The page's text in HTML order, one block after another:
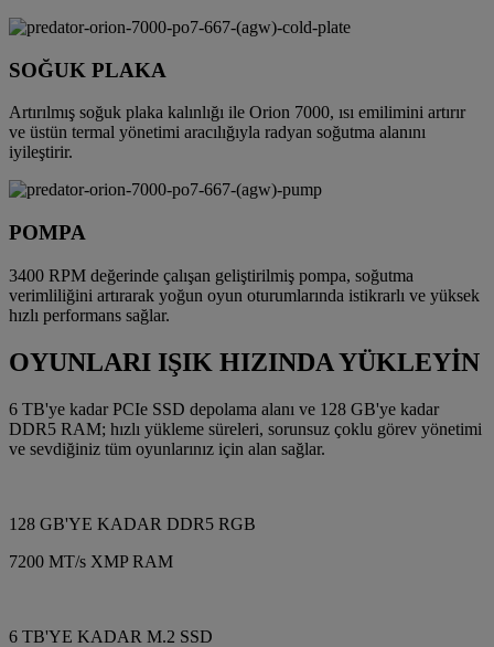
SOĞUK PLAKA
Artırılmış soğuk plaka kalınlığı ile Orion 7000, ısı emilimini artırır
ve üstün termal yönetimi aracılığıyla radyan soğutma alanını
iyileştirir.
POMPA
3400 RPM değerinde çalışan geliştirilmiş pompa, soğutma
verimliliğini artırarak yoğun oyun oturumlarında istikrarlı ve yüksek
hızlı performans sağlar.
OYUNLARI IŞIK HIZINDA YÜKLEYİN
6 TB'ye kadar PCIe SSD depolama alanı ve 128 GB'ye kadar
DDR5 RAM; hızlı yükleme süreleri, sorunsuz çoklu görev yönetimi
ve sevdiğiniz tüm oyunlarınız için alan sağlar.
128 GB'YE KADAR DDR5 RGB
7200 MT/s XMP RAM
6 TB'YE KADAR M.2 SSD